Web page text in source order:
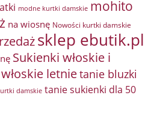
modne kurtki damskie mohito
na wiosnę Nowości kurtki damskie
sklep ebutik.pl
Sukienki włoskie i
letnietanie bluzki
damskie tanie sukienki dla 50